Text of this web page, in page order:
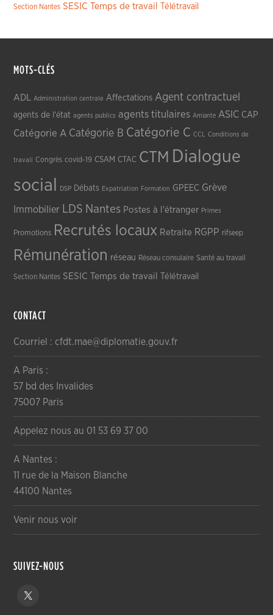
Section Nantes SESIC Temps de travail Télétravail
MOTS-CLÉS
ADL Administration centrale Affectations Agent contractuel
agents de l'état agents publics agents titulaires Amiante ASIC CAP
Catégorie A Catégorie B Catégorie C CCL Conditions de
travail Congrès covid-19 CSAM CTAC CTM Dialogue
social
DSP Débats Expatriation Formation GPEEC Grève
Immobilier LDS Nantes Postes à l'étranger Primes
Promotions Recrutés locaux Retraite RGPP rifseep
Rémunération réseau Réseau consulaire Santé au travail
Section Nantes SESIC Temps de travail Télétravail
CONTACT
Courriel : cfdt.mae@diplomatie.gouv.fr
A Paris :
57 bd des Invalides
75007 Paris
Appelez nous au 01 53 69 37 00
A Nantes :
11 rue de la Maison Blanche
44100 Nantes
Venir nous voir
SUIVEZ-NOUS